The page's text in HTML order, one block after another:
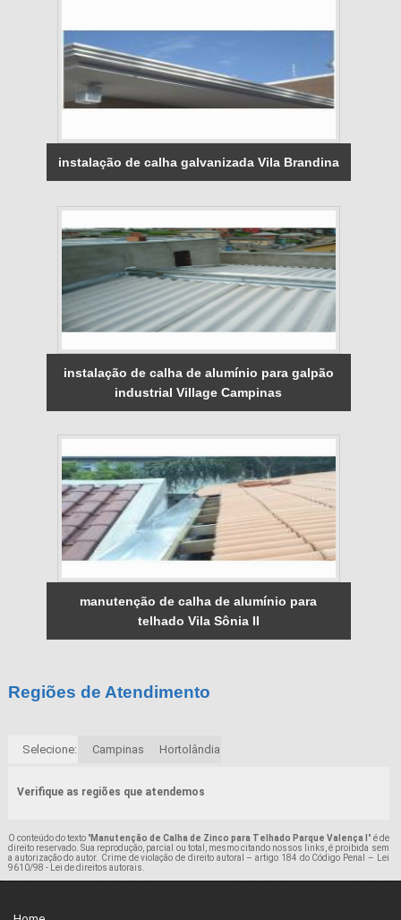
instalação de calha galvanizada Vila Brandina
instalação de calha de alumínio para galpão
industrial Village Campinas
manutenção de calha de alumínio para
telhado Vila Sônia II
Regiões de Atendimento
Selecione: Campinas Hortolândia
Verifique as regiões que atendemos
O conteúdo do texto "Manutenção de Calha de Zinco para Telhado Parque Valença I " é de
direito reservado. Sua reprodução, parcial ou total, mesmo citando nossos links, é proibida sem
a autorização do autor. Crime de violação de direito autoral – artigo 184 do Código Penal – Lei
9610/98 - Lei de direitos autorais.